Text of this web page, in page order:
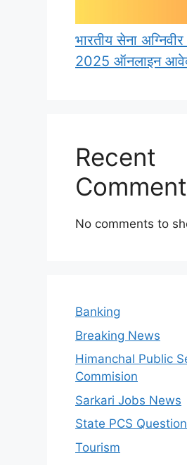
भारतीय सेना अग्निवीर
2025 ऑनलाइन
Recent
No comments to
Banking
Breaking News
Himanchal Public
Commision
Sarkari Jobs News
State PCS
Tourism